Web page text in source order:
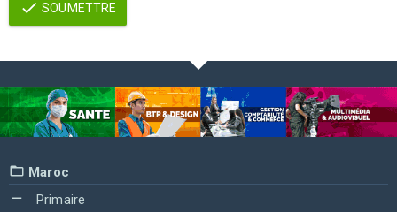
SOUMETTRE
Maroc
Primaire